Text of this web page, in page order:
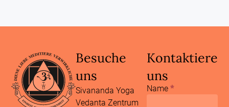
Besuche
uns
Sivananda Yoga
Vedanta Zentrum
Kontaktiere
uns
Footer
Name *